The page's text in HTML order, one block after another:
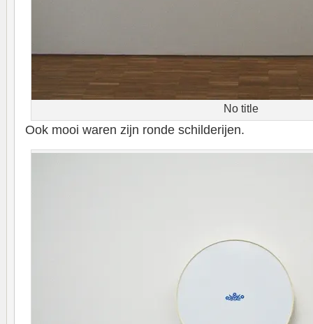
No title
Ook mooi waren zijn ronde schilderijen.